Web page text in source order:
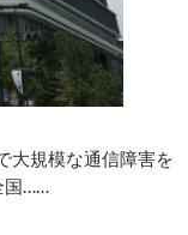
大規模な通信障害を
国……